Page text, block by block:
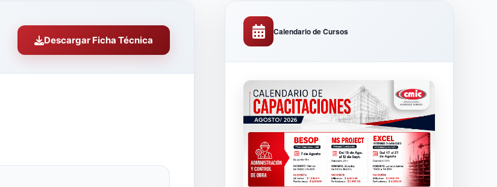
Descargar Ficha Técnica
Calendario de Cursos